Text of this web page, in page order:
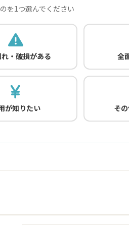
を1つ選んでください
・破損がある 全
が知りたい そ